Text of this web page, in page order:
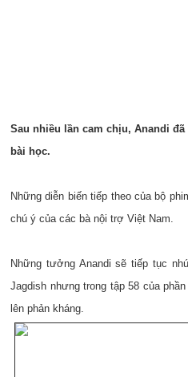
Sau nhiều lần cam chịu, Anandi
bài học.
Những diễn biến tiếp theo của bộ
chú ý của các bà nội trợ Việt Nam.
Những tưởng Anandi sẽ tiếp tục
Jagdish nhưng trong tập 58 của
lên phản kháng.